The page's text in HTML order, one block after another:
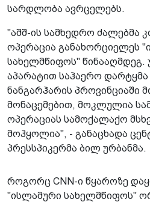
სარდლობა ავრცელებს.
"აშშ-ის სამხედრო ძალებმა
ოპერაცია განახორციელეს
სახელმწიფოს"
აპარატით საჰაერო დარტყმა
ნანგარჰარის პროვინციაში
მონაცემებით, მოკლულია
ოპერაციას სამოქალაქო
მოჰყოლია", - განაცხადა
პრესსპიკერმა ბილ ურბანმა.
როგორც CNN-ი წყაროზე
"ისლამური სახელმწიფოს"